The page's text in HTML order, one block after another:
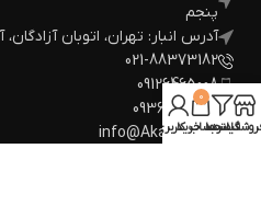
پنجم
آدرس انبار: تهران، اتوبان
021-88373182
09126465008
09360672964
info@Akazh.comفیلترها
0
سبد خرید
حساب کاربری من